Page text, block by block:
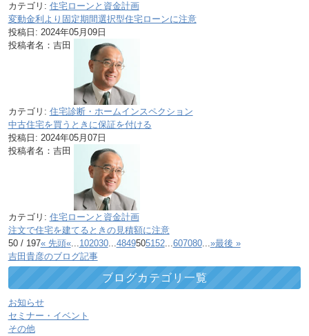
カテゴリ: 住宅ローンと資金計画
変動金利より固定期間選択型住宅ローンに注意
投稿日: 2024年05月09日
投稿者名：吉田
カテゴリ: 住宅診断・ホームインスペクション
中古住宅を買うときに保証を付ける
投稿日: 2024年05月07日
投稿者名：吉田
カテゴリ: 住宅ローンと資金計画
注文で住宅を建てるときの見積額に注意
50 / 197« 先頭«...102030...4849505152...607080...»最後 »
吉田貴彦のブログ記事
ブログカテゴリ一覧
お知らせ
セミナー・イベント
その他